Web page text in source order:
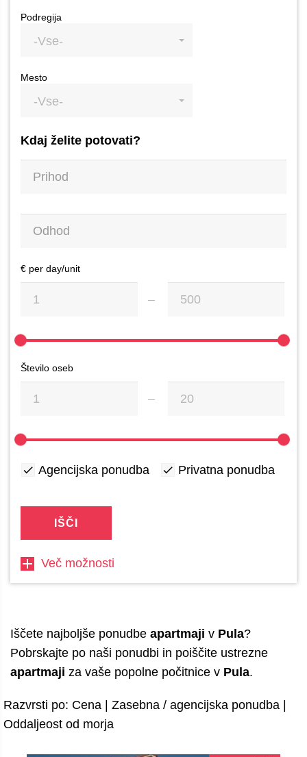
Podregija
-Vse-
Mesto
-Vse-
Kdaj želite potovati?
€ per day/unit
Število oseb
Agencijska ponudba Privatna ponudba
IŠČI
Več možnosti
Iščete najboljše ponudbe apartmaji v Pula?
Pobrskajte po naši ponudbi in poiščite ustrezne
apartmaji za vaše popolne počitnice v Pula.
Razvrsti po: Cena Zasebna / agencijska ponudba
Oddaljeost od morja